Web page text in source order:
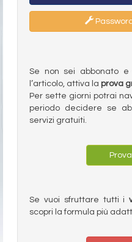
Se non sei abbonato
l’articolo, attiva la prova
Per sette giorni potrai
periodo decidere se
servizi gratuiti.
Se vuoi sfruttare tutti i
scopri la formula più